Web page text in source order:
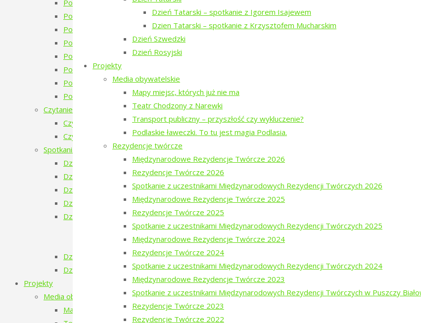
Dzień Tatarski – spotkanie z Igorem Isajewem
Dzien Tatarski – spotkanie z Krzysztofem Mucharskim
Dzień Szwedzki
Dzień Rosyjski
Projekty
Media obywatelskie
Mapy miejsc, których już nie ma
Teatr Chodzony z Narewki
Transport publiczny – przyszłość czy wykluczenie?
Podlaskie ławeczki. To tu jest magia Podlasia.
Rezydencje twórcze
Międzynarodowe Rezydencje Twórcze 2026
Rezydencje Twórcze 2026
Spotkanie z uczestnikami Międzynarodowych Rezydencji Twórczych 2026
Międzynarodowe Rezydencje Twórcze 2025
Rezydencje Twórcze 2025
Spotkanie z uczestnikami Międzynarodowych Rezydencji Twórczych 2025
Międzynarodowe Rezydencje Twórcze 2024
Rezydencje Twórcze 2024
Spotkanie z uczestnikami Międzynarodowych Rezydencji Twórczych 2024
Międzynarodowe Rezydencje Twórcze 2023
Spotkanie z uczestnikami Międzynarodowych Rezydencji Twórczych w Puszczy
Rezydencje Twórcze 2023
Rezydencje Twórcze 2022
Poezja w Puszczy – 7. edycja – 2026
Poezja w Puszczy – 6. edycja – 2025
Poezja w Puszczy – 5. edycja – 2024
Poezja w Puszczy – 4. edycja – 2023
Poezja w Puszczy – 4 edycja 2023 – zapowiedź
Poezja w Puszczy – 3. edycja
Poezja w Puszczy – 2. edycja
Poezja w Puszczy i Bieżeństwo
Czytanie Puszczy
Czytanie Puszczy (2025)
Czytanie Puszczy (2026)
Spotkania na Granicy
Dzień Ukraiński
Dzień Białoruski
Dzień Szwajcarski
Dzień Gruziński
Dzień Tatarski
Dzień Tatarski – spotkanie z Igorem Isajewem
Dzien Tatarski – spotkanie z Krzysztofem Mucharskim
Dzień Szwedzki
Dzień Rosyjski
Projekty
Media obywatelskie
Mapy miejsc, których już nie ma